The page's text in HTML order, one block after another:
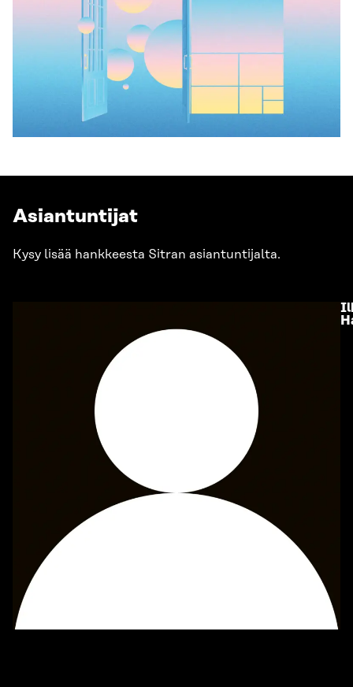
Asiantuntijat
Kysy lisää hankkeesta Sitran asiantuntijalta.